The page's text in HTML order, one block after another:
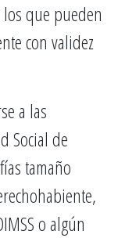
que pueden
con validez
a las
Social de
tamaño
o algún